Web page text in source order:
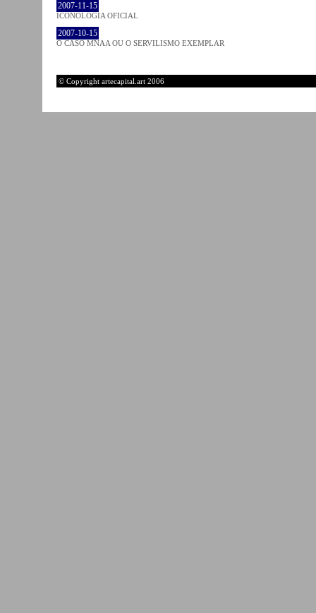
2007-11-15
ICONOLOGIA OFICIAL
2007-10-15
O CASO MNAA OU O SERVILISMO EXEMPLAR
© Copyright artecapital.art 2006